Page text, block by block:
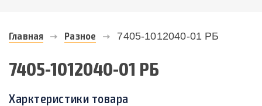
Главная Разное 7405-1012040-01 РБ
7405-1012040-01 РБ
Харктеристики товара